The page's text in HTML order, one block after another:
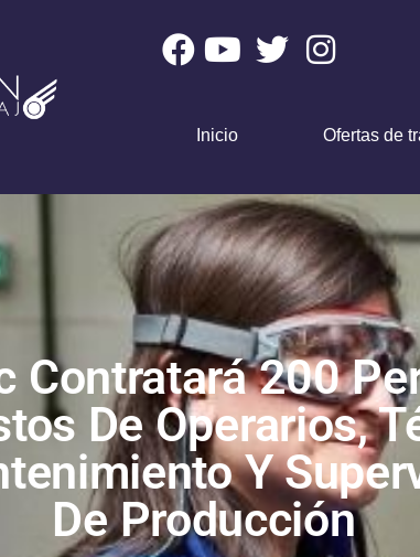
Inicio Ofertas de
Contratará 200
De Operarios,
Y
De Producción